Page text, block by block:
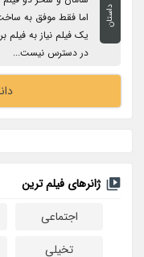
داستان
اما فقط موفق به
یک فیلم نیاز به فیلم
در دسترس نیست...
ژانرهای فیلم ترین
اجتماعی
تخیلی